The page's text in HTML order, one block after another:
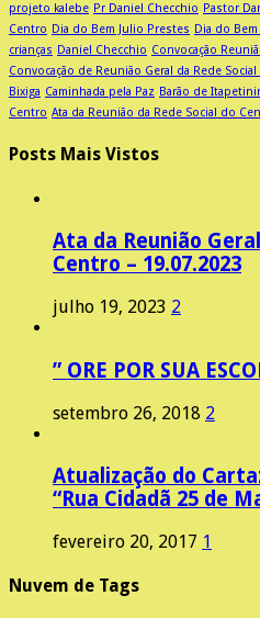
projeto kalebe Pr Daniel Checchio Pastor
Centro Dia do Bem Julio Prestes Dia do
crianças Daniel Checchio Convocação
Convocação de Reunião Geral da Rede
Bixiga Caminhada pela Paz Barão de
Centro Ata da Reunião da Rede Social do
Posts Mais Vistos
Ata da Reunião
Centro – 19.07.2023
julho 19, 2023 2
” ORE POR SUA
setembro 26, 2018 2
Atualização do
“Rua Cidadã 25 de
fevereiro 20, 2017 1
Nuvem de Tags